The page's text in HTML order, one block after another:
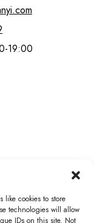
like cookies to store
technologies will allow
IDs on this site. Not
19:00